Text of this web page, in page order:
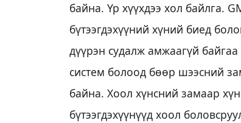
байна. Үр хүүхдээ хол байлга.
бүтээгдэхүүний хүний биед
дүүрэн судалж амжаагүй
систем болоод бөөр шээсний
байна. Хоол хүнсний замаар
бүтээгдэхүүнүүд хоол